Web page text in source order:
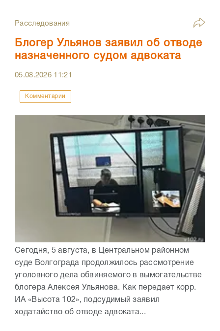
Расследования
Блогер Ульянов заявил об отводе
назначенного судом адвоката
05.08.2026 11:21
Комментарии
Сегодня, 5 августа, в Центральном районном
суде Волгограда продолжилось рассмотрение
уголовного дела обвиняемого в вымогательстве
блогера Алексея Ульянова. Как передает корр.
ИА «Высота 102», подсудимый заявил
ходатайство об отводе адвоката...